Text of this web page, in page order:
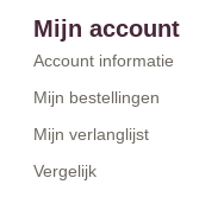
Mijn account
Account informatie
Mijn bestellingen
Mijn verlanglijst
Vergelijk